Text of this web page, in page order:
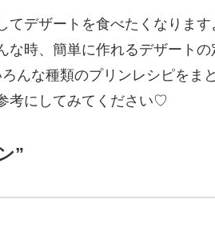
てデザートを食べたくなります
時、簡単に作れるデザートの
んな種類のプリンレシピをま
考にしてみてください♡
”